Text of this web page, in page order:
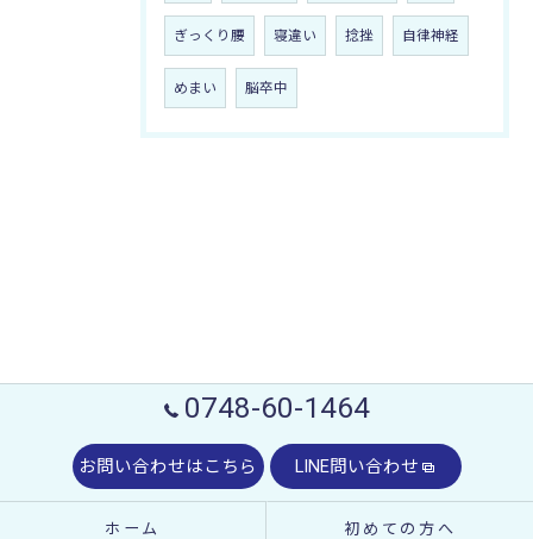
ぎっくり腰 寝違い 捻挫 自律神経
めまい 脳卒中
0748-60-1464
お問い合わせはこちら LINE問い合わせ
ホーム 初めての方へ